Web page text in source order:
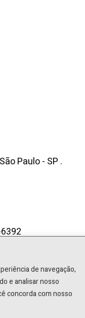
de navegação,
e analisar nosso
concorda com nosso
Paulo - SP .